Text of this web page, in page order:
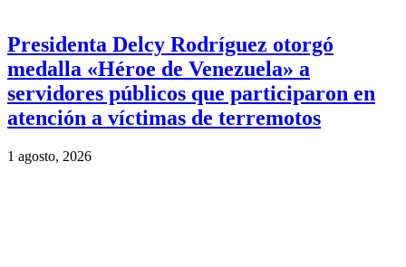
Presidenta Delcy Rodríguez otorgó
medalla «Héroe de Venezuela» a
servidores públicos que participaron en
atención a víctimas de terremotos
1 agosto, 2026